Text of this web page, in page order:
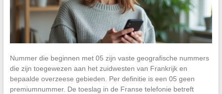
Nummer die beginnen met 05 zijn vaste geografische nummers
die zijn toegewezen aan het zuidwesten van Frankrijk en
bepaalde overzeese gebieden. Per definitie is een 05 geen
premiumnummer. De toeslag in de Franse telefonie betreft